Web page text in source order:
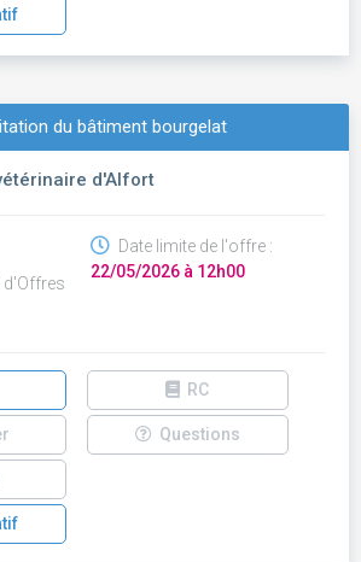
du bâtiment bourgelat
d'Alfort
d'Offres
Date limite de l'offre :
22/05/2026 à 12h00
RC
Questions